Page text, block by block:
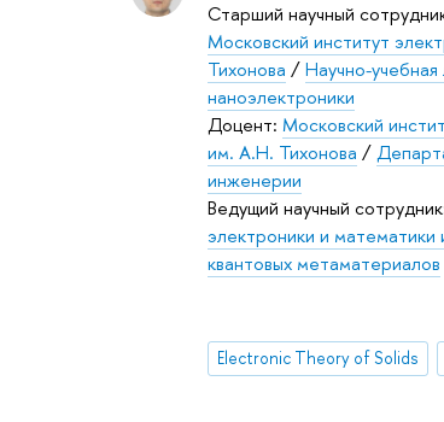
Старший научный
Московский институт
Тихонова /Научно-
наноэлектроники
Доцент: Московский
им. А.Н. Тихонова /
инженерии
Ведущий научный
электроники и
квантовых метаматериалов
Electronic Theory of Solids